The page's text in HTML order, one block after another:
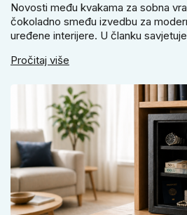
Novosti među kvakama za sobna
čokoladno smeđu izvedbu za
uređene interijere. U članku
i kako birati između okrugle i
Pročitaj više